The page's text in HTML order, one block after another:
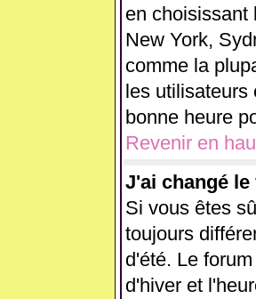
en choisissant
New York,
comme la
les utilisateurs
bonne heure
Revenir en
J'ai changé
Si vous êtes
toujours
d'été. Le
d'hiver et